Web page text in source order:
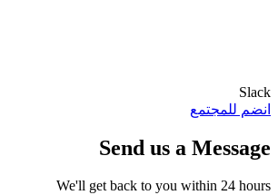
Slack
انضم للمجتمع
Send us a Message
We'll get back to you within 24 hours